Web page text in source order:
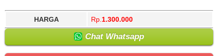
HARGA Rp. 1.300.000
Chat Whatsapp